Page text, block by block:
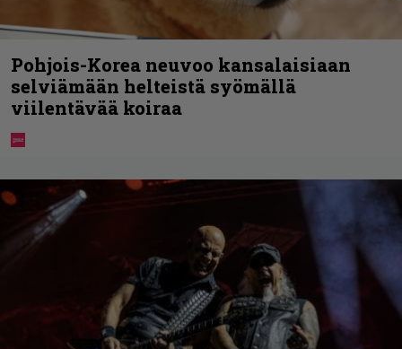
Pohjois-Korea neuvoo kansalaisiaan
selviämään helteistä syömällä
viilentävää koiraa